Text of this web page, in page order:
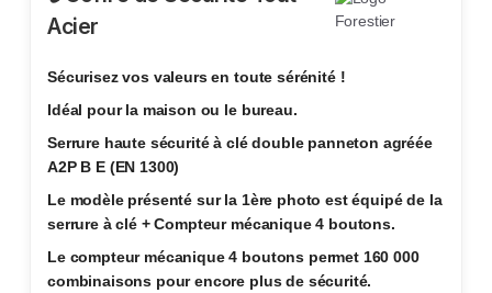
Acier
Sécurisez vos valeurs en toute sérénité !
Idéal pour la maison ou le bureau.
Serrure haute sécurité à clé double panneton agréée
A2P B E (EN 1300)
Le modèle présenté sur la 1ère photo est équipé de la
serrure à clé + Compteur mécanique 4 boutons.
Le compteur mécanique 4 boutons permet 160 000
combinaisons pour encore plus de sécurité.